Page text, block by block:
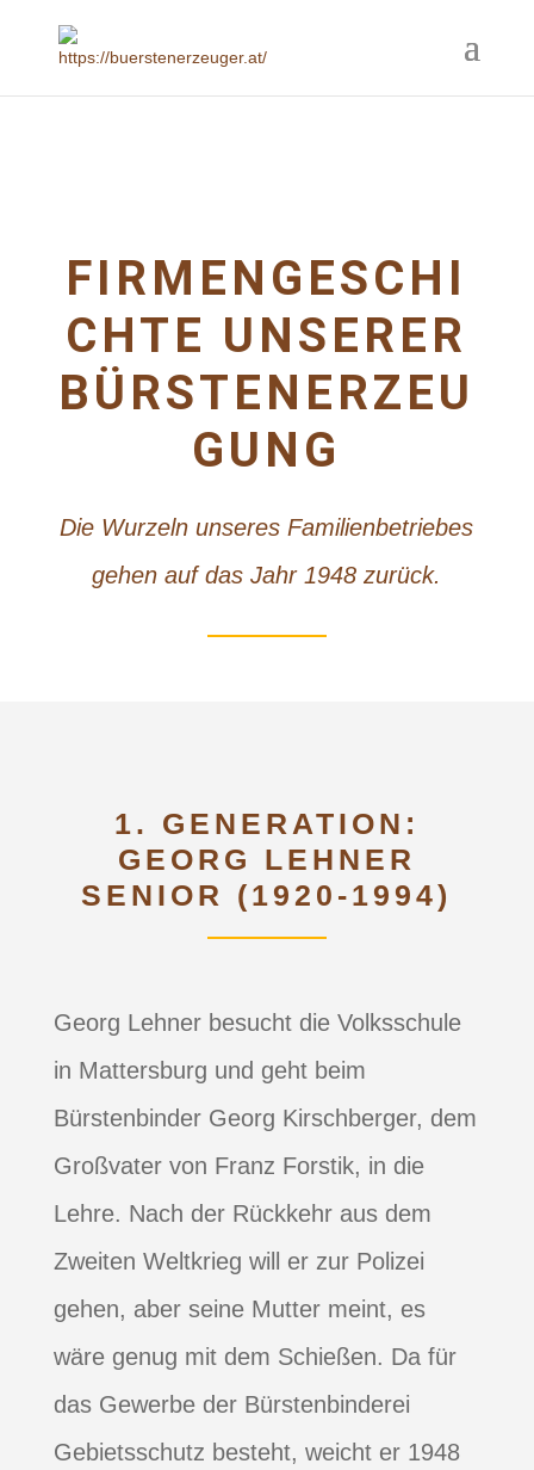
FIRMENGESCHI
CHTE UNSERER
BÜRSTENERZEU
GUNG
Die Wurzeln unseres Familienbetriebes
gehen auf das Jahr 1948 zurück.
1. GENERATION:
GEORG LEHNER
SENIOR (1920-1994)
Georg Lehner besucht die Volksschule
in Mattersburg und geht beim
Bürstenbinder Georg Kirschberger, dem
Großvater von Franz Forstik, in die
Lehre. Nach der Rückkehr aus dem
Zweiten Weltkrieg will er zur Polizei
gehen, aber seine Mutter meint, es
wäre genug mit dem Schießen. Da für
das Gewerbe der Bürstenbinderei
Gebietsschutz besteht, weicht er 1948